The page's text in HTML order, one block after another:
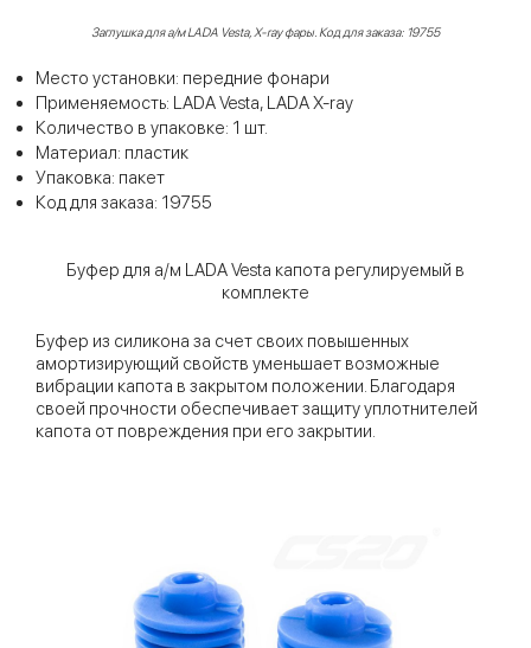
Заглушка для а/м LADA Vesta, X-ray фары. Код для заказа: 19755
Место установки: передние фонари
Применяемость: LADA Vesta, LADA X-ray
Количество в упаковке: 1 шт.
Материал: пластик
Упаковка: пакет
Код для заказа: 19755
Буфер для а/м LADA Vesta капота регулируемый в
комплекте
Буфер из силикона за счет своих повышенных
амортизирующий свойств уменьшает возможные
вибрации капота в закрытом положении. Благодаря
своей прочности обеспечивает защиту уплотнителей
капота от повреждения при его закрытии.